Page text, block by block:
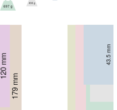
166 mm 67 mm
179 mm 40 mm
120 mm 39 mm
697 g
34.2 mm
496 g
43.5 mm